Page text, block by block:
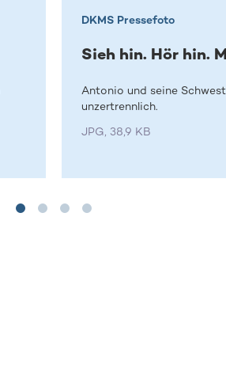
DKMS Pressefoto
Sieh hin. Hör hin.
Antonio und seine
unzertrennlich.
JPG, 38,9 KB